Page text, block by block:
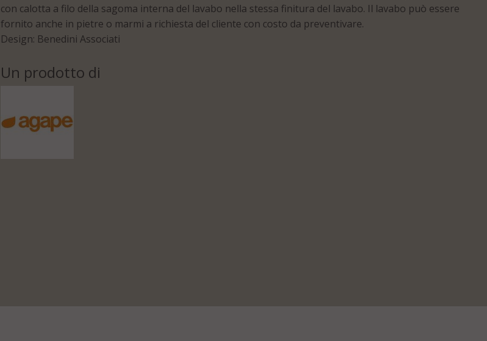
con calotta a filo della sagoma interna del lavabo nella stessa finitura del lavabo.‎ Il lavabo può essere
fornito anche in pietre o marmi a richiesta del cliente con costo da preventivare.
Design: Benedini Associati
Un prodotto di